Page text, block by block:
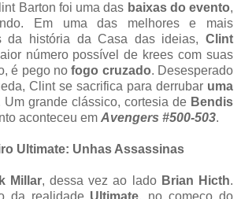
Barton foi uma das baixas do evento,
Em uma das melhores e mais
da história da Casa das ideias, Clint
número possível de krees com suas
é pego nofogo cruzado. Desesperado
Clint se sacrifica para derrubar uma
Um grande clássico, cortesia de Bendis
aconteceu em Avengers #500-503.
Ultimate: Unhas Assassinas
Millar, dessa vez ao lado Brian Hicth.